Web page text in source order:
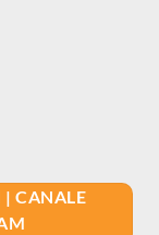
CANALE